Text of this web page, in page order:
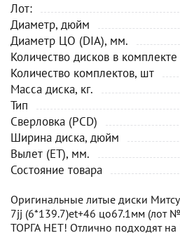
Лот:
Диаметр, дюйм
Диаметр ЦО (DIA), мм.
Количество дисков в комплекте
Количество комплектов, шт
Масса диска, кг.
Тип
Сверловка (PCD)
Ширина диска, дюйм
Вылет (ET), мм.
Состояние товара
Оригинальные литые диски
7jj (6*139.7)et+46 цо67.1мм (лот
ТОРГА НЕТ! Отлично подходят на